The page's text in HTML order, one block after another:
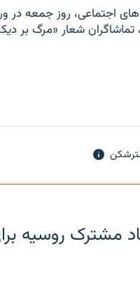
اجتماعی، روز جمعه در
تماشاگران شعار «مرگ بر
مشترک روسیه